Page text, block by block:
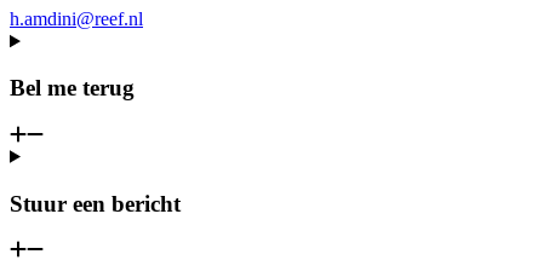
h.amdini@reef.nl
Bel me terug
Stuur een bericht